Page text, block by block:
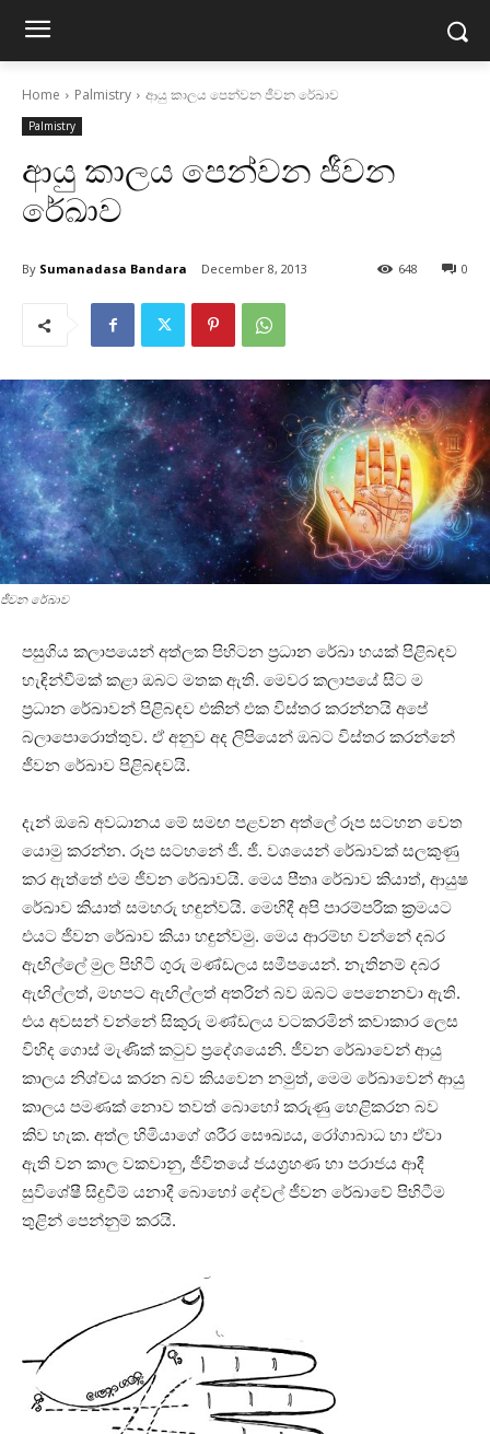
Home Palmistry ආයු කාලය පෙන්වන ජීවන රේඛාව
Palmistry
ආයු කාලය පෙන්වන ජීවන
රේඛාව
By Sumanadasa Bandara December 8, 2013 0
648
ජීවන රේඛාව
පසුගිය කලාපයෙන් අත්ලක පිහිටන ප්‍රධාන රේඛා හයක්‌ පිළිබඳව
හැඳින්වීමක්‌ කළා ඔබට මතක ඇති. මෙවර කලාපයේ සිට ම
ප්‍රධාන රේඛාවන් පිළිබඳව එකින් එක විස්‌තර කරන්නයි අපේ
බලාපොරොත්තුව. ඒ අනුව අද ලිපියෙන් ඔබට විස්‌තර කරන්නේ
ජීවන රේඛාව පිළිබඳවයි.
දැන් ඔබේ අවධානය මේ සමඟ පළවන අත්ලේ රූප සටහන වෙත
යොමු කරන්න. රූප සටහනේ ජී. ජී. වශයෙන් රේඛාවක්‌ සලකුණු
කර ඇත්තේ එම ජීවන රේඛාවයි. ‌මෙය පීතෘ රේඛාව කියාත්, ආයුෂ
රේඛාව කියාත් සමහරු හඳුන්වයි. මෙහිදී අපි පාරම්පරික ක්‍රමයට
එයට ජීවන රේඛාව කියා හඳුන්වමු. මෙය ආරම්භ වන්නේ දබර
ඇඟිල්ලේ මුල පිහිටි ගුරු මණ්‌ඩලය සමීපයෙන්. නැතිනම් දබර
ඇඟිල්ලත්, මහපට ඇඟිල්ලත් අතරින් බව ඔබට පෙනෙනවා ඇති.
එය අවසන් වන්නේ සිකුරු මණ්‌ඩලය වටකරමින් කවාකාර ලෙස
විහිද ගොස්‌ මැණික්‌ කටුව ප්‍රදේශයෙනි. ජීවන රේඛාවෙන් ආයු
කාලය නිශ්චය කරන බව කියවෙන නමුත්, මෙම රේඛාවෙන් ආයු
කාලය පමණක්‌ නොව තවත් බොහෝ කරුණු හෙළිකරන බව
කිව හැක. අත්ල හිමියාගේ ශරීර සෞඛ්‍යය, රෝගාබාධ හා ඒවා
ඇති වන කාල වකවානු, ජීවිතයේ ජයග්‍රහණ හා පරාජය ආදී
සුවිශේෂී සිදුවීම් යනාදී බොහෝ දේවල් ජීවන රේඛාවේ පිහිටීම
තුළින් පෙන්නුම් කරයි.